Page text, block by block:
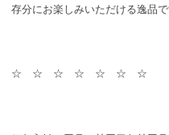
存分にお楽しみいただける逸品で
☆ ☆ ☆ ☆ ☆ ☆ ☆